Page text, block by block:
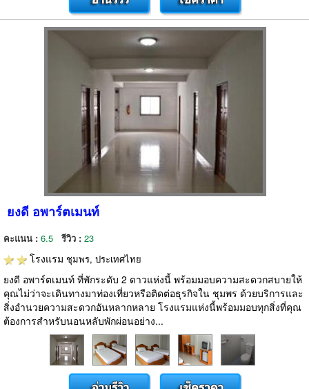
ยงดี อพาร์ตเมนท์
คะแนน : 6.5 รีวิว : 23
โรงแรม ชุมพร, ประเทศไทย
ยงดี อพาร์ตเมนท์ ที่พักระดับ 2 ดาวแห่งนี้ พร้อมมอบความสะดวกสบายให้
คุณไม่ว่าจะเดินทางมาท่องเที่ยวหรือติดต่อธุรกิจใน ชุมพร ด้วยบริการและ
สิ่งอำนวยความสะดวกอันหลากหลาย โรงแรมแห่งนี้พร้อมมอบทุกสิ่งที่คุณ
ต้องการสำหรับนอนหลับพักผ่อนอย่าง...